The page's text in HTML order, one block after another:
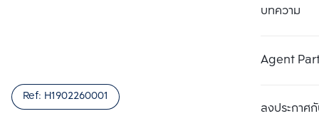
บทความ
Agent
ลงประกาศกั
Ref: H1902260001เปรียบเทียบ